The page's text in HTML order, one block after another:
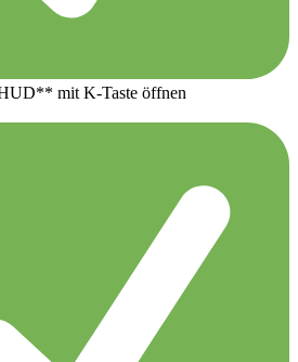
mit K-Taste öffnen